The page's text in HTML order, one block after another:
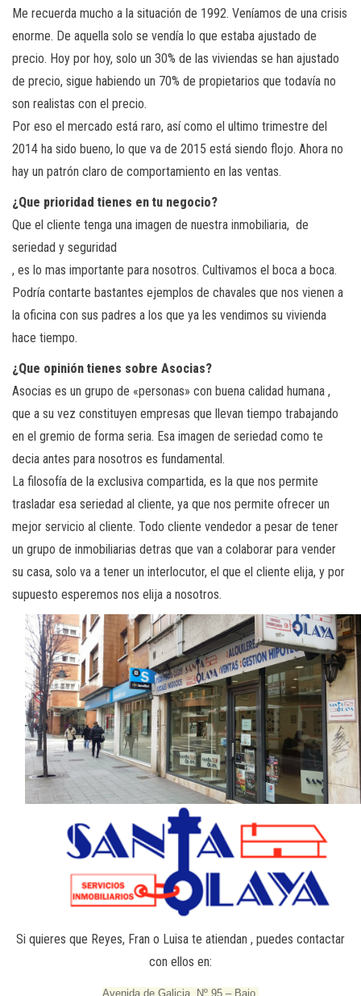
Me recuerda mucho a la situación de 1992. Veníamos de una crisis
enorme. De aquella solo se vendía lo que estaba ajustado de
precio. Hoy por hoy, solo un 30% de las viviendas se han ajustado
de precio, sigue habiendo un 70% de propietarios que todavía no
son realistas con el precio.
Por eso el mercado está raro, así como el ultimo trimestre del
2014 ha sido bueno, lo que va de 2015 está siendo flojo. Ahora no
hay un patrón claro de comportamiento en las ventas.
¿Que prioridad tienes en tu negocio?
Que el cliente tenga una imagen de nuestra inmobiliaria, de
seriedad y seguridad
, es lo mas importante para nosotros. Cultivamos el boca a boca.
Podría contarte bastantes ejemplos de chavales que nos vienen a
la oficina con sus padres a los que ya les vendimos su vivienda
hace tiempo.
¿Que opinión tienes sobre Asocias?
Asocias es un grupo de «personas» con buena calidad humana ,
que a su vez constituyen empresas que llevan tiempo trabajando
en el gremio de forma seria. Esa imagen de seriedad como te
decia antes para nosotros es fundamental.
La filosofía de la exclusiva compartida, es la que nos permite
trasladar esa seriedad al cliente, ya que nos permite ofrecer un
mejor servicio al cliente. Todo cliente vendedor a pesar de tener
un grupo de inmobiliarias detras que van a colaborar para vender
su casa, solo va a tener un interlocutor, el que el cliente elija, y por
supuesto esperemos nos elija a nosotros.
Si quieres que Reyes, Fran o Luisa te atiendan , puedes contactar
con ellos en:
Avenida de Galicia, Nº 95 – Bajo